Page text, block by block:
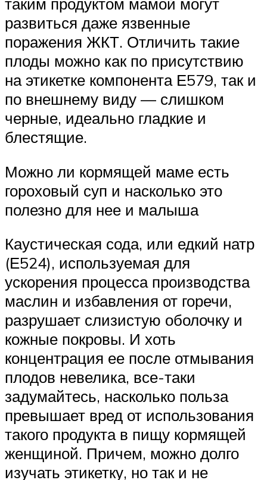
развиться даже язвенные
поражения ЖКТ. Отличить такие
плоды можно как по присутствию
на этикетке компонента Е579, так и
по внешнему виду — слишком
черные, идеально гладкие и
блестящие.
Можно ли кормящей маме есть
гороховый суп и насколько это
полезно для нее и малыша
Каустическая сода, или едкий натр
(Е524), используемая для
ускорения процесса производства
маслин и избавления от горечи,
разрушает слизистую оболочку и
кожные покровы. И хоть
концентрация ее после отмывания
плодов невелика, все-таки
задумайтесь, насколько польза
превышает вред от использования
такого продукта в пищу кормящей
женщиной. Причем, можно долго
изучать этикетку, но так и не